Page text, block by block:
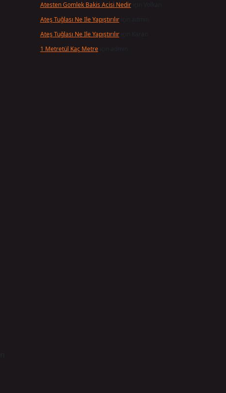
Atesten Gomlek Bakis Acisi Nediriçin
Ateş Tuğlası Ne Ile Yapıştırılıriçin
Ateş Tuğlası Ne Ile Yapıştırılıriçin
1 Metretül Kaç Metreiçin